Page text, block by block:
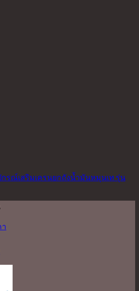
กรณ์เสริมเครนยกถังน้ำมันหมุนเท รุ่น